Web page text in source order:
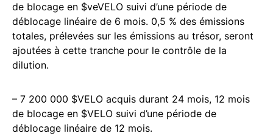
de blocage en $veVELO suivi d’une période de
déblocage linéaire de 6 mois. 0,5 % des émissions
totales, prélevées sur les émissions au trésor, seront
ajoutées à cette tranche pour le contrôle de la
dilution.
– 7 200 000 $VELO acquis durant 24 mois, 12 mois
de blocage en $VELO suivi d’une période de
déblocage linéaire de 12 mois.